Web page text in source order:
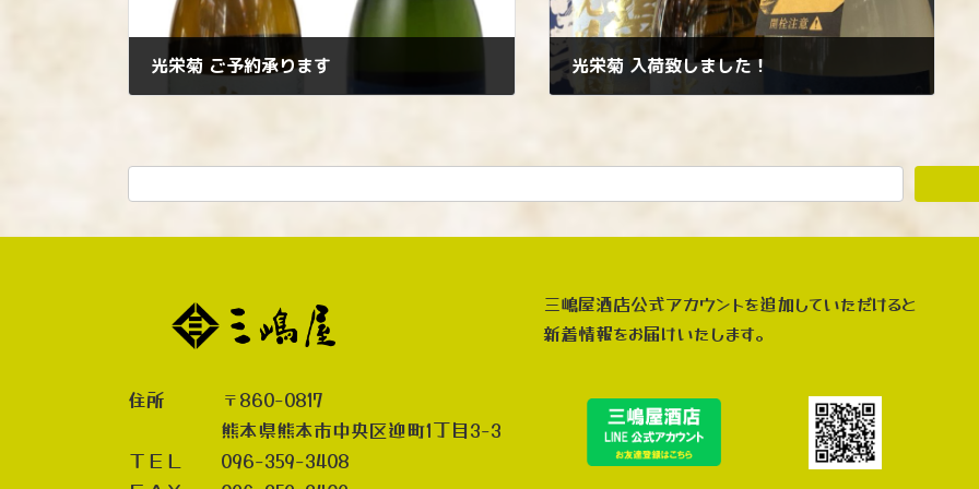
光栄菊 ご予約承ります 光栄菊 入荷致しました！
住所 〒860-0817
熊本県熊本市中央区迎町1丁目3-3
ＴＥＬ 096-359-3408
三嶋屋酒店公式アカウントを追加していただけると
新着情報をお届けいたします。